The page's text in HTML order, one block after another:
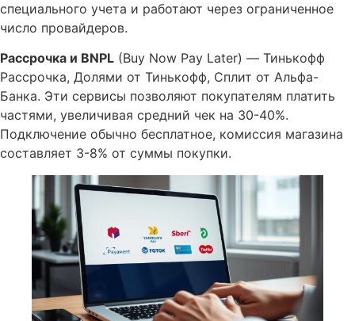
специального учета и работают через ограниченное
число провайдеров.
Рассрочка и BNPL (Buy Now Pay Later) — Тинькофф
Рассрочка, Долями от Тинькофф, Сплит от Альфа-
Банка. Эти сервисы позволяют покупателям платить
частями, увеличивая средний чек на 30-40%.
Подключение обычно бесплатное, комиссия магазина
составляет 3-8% от суммы покупки.